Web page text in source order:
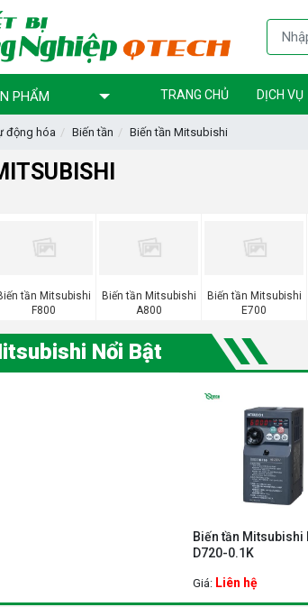
PHẨM TRANG CHỦ DỊCH VỤ
động hóa Biến tần Biến tần Mitsubishi
tần Mitsubishi
F800
Biến tần Mitsubishi
A800
Biến tần Mitsubishi
E700
Nổi Bật
Biến tần Mitsubishi
D720-0.1K
Giá: Liên hệ